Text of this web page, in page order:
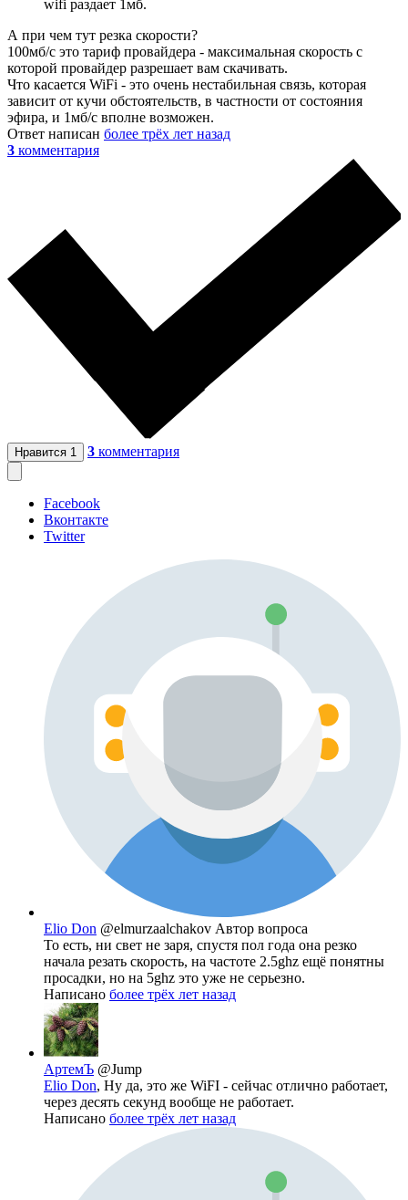
wifi раздает 1мб.
А при чем тут резка скорости?
100мб/с это тариф провайдера - максимальная скорость с
которой провайдер разрешает вам скачивать.
Что касается WiFi - это очень нестабильная связь, которая
зависит от кучи обстоятельств, в частности от состояния
эфира, и 1мб/с вполне возможен.
Ответ написан более трёх лет назад
3 комментария
Нравится 1 3 комментария
Facebook
Вконтакте
Twitter
Elio Don @elmurzaalchakov Автор вопроса
То есть, ни свет не заря, спустя пол года она резко
начала резать скорость, на частоте 2.5ghz ещё понятны
просадки, но на 5ghz это уже не серьезно.
Написано более трёх лет назад
АртемЪ @Jump
Elio Don, Ну да, это же WiFI - сейчас отлично работает,
через десять секунд вообще не работает.
Написано более трёх лет назад